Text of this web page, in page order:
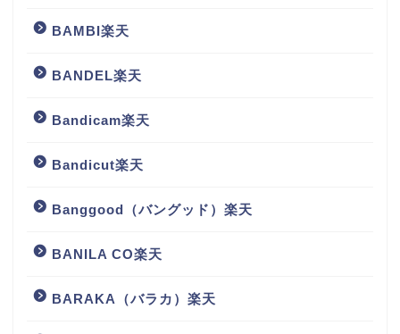
BAMBI楽天
BANDEL楽天
Bandicam楽天
Bandicut楽天
Banggood（バングッド）楽天
BANILA CO楽天
BARAKA（バラカ）楽天